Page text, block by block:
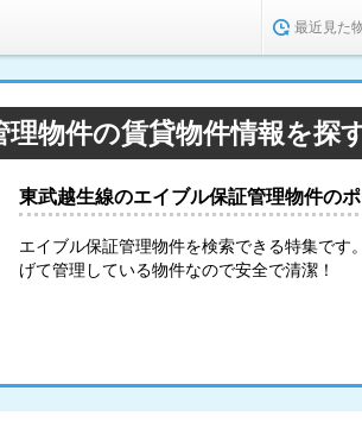
最近見た
物件の賃貸物件情報を探
東武越生線のエイブル保証管理物件の
エイブル保証管理物件を検索できる特集で
げて管理している物件なので安全で清潔！